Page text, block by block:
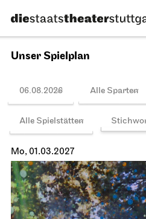
Spielplan
13.02.2027